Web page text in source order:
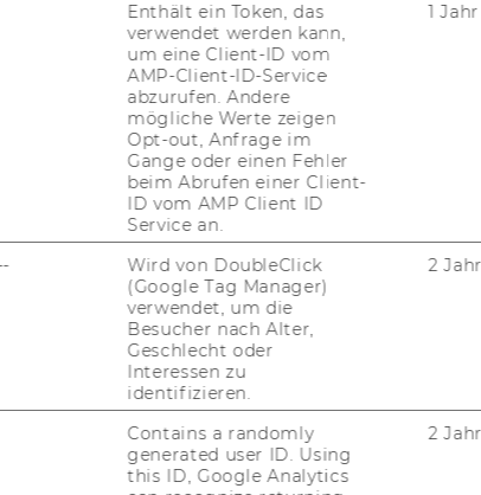
Wien die Er­hö­hung des Frau­en­an­teils
zum Ziel ge­setzt hat, wer­den qua­li­fi­
sich zu be­wer­ben. Bei glei­cher
auf­ge­nom­men. Alle Be­wer­be­rin­
er­fül­len und den An­
ent­spre­chen, sind zu
für Gleich­be­hand­lungs­fra­gen ein­ge­rich­
Sie unter
www.wu-​wien.ac.at/por­
um Ver­ständ­nis dafür, dass
die aus An­lass von Auswahl-​ und Auf­nah­
der Wirt­schafts­uni­ver­si­tät Wien ab­ge­
Enthält ein Token, das
verwendet werden kann,
um eine Client-ID vom
AMP-Client-ID-Service
abzurufen. Andere
mögliche Werte zeigen
Opt-out, Anfrage im
Gange oder einen Fehler
beim Abrufen einer Client-
ID vom AMP Client ID
Service an.
1 Jahr
Wird von DoubleClick
(Google Tag Manager)
verwendet, um die
Besucher nach Alter,
Geschlecht oder
Interessen zu
identifizieren.
2
Contains a randomly
generated user ID. Using
this ID, Google Analytics
2 Jahr